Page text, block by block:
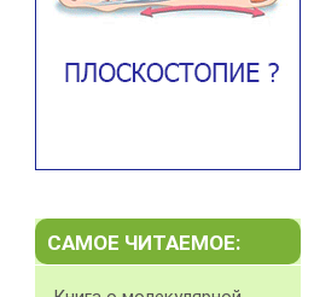
САМОЕ ЧИТАЕМОЕ: